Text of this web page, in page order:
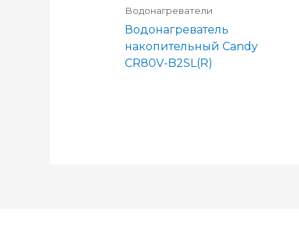
Водонагреватели
Водонагреватель
накопительный Candy
CR80V-B2SL(R)